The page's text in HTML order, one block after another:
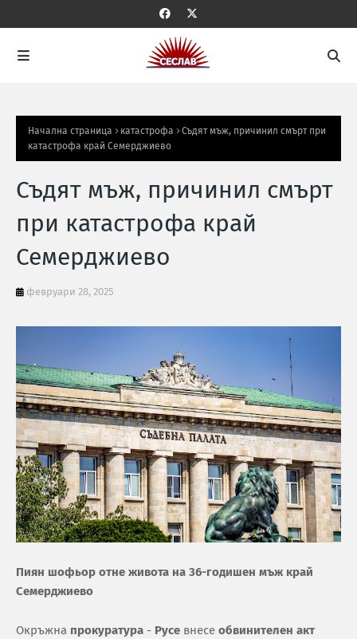
Начална страница катастрофа
Съдят мъж, причинил смърт при
катастрофа край Семерджиево
Съдят мъж, причинил смърт
при катастрофа край
Семерджиево
февруари 28, 2025
Пиян шофьор отне живота на 36-годишен мъж край
Семерджиево
Окръжна прокуратура - Русе внесе обвинителен акт